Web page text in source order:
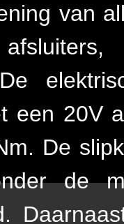
van
een 20V
De
de